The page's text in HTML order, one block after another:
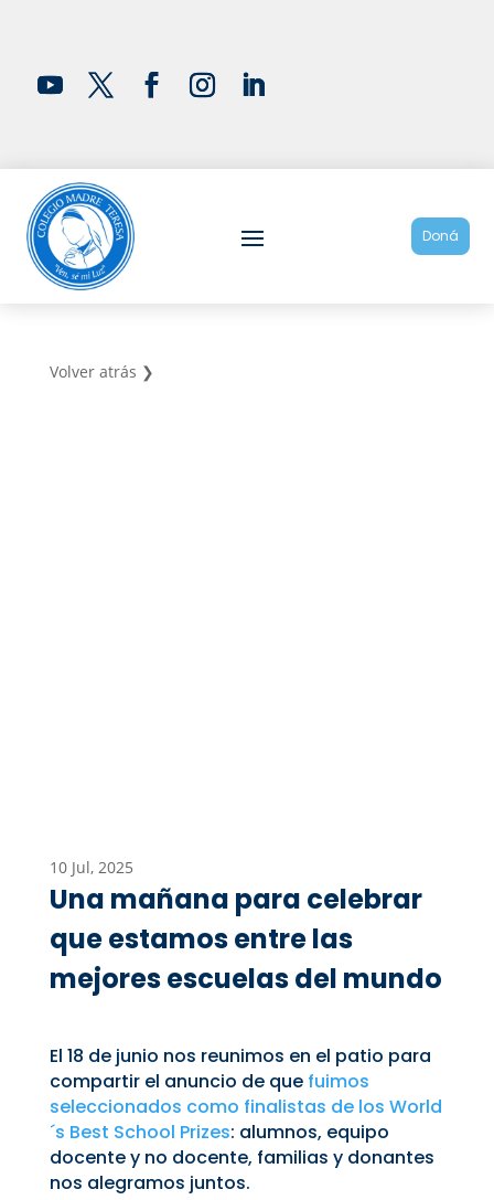
Doná
Volver atrás ❯
10 Jul, 2025
Una mañana para celebrar
que estamos entre las
mejores escuelas del mundo
El 18 de junio nos reunimos en el patio para
compartir el anuncio de que fuimos
seleccionados como finalistas de los World
´s Best School Prizes: alumnos, equipo
docente y no docente, familias y donantes
nos alegramos juntos.